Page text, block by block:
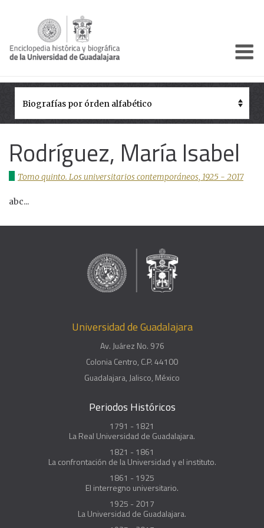
Presentación
Biografías
Galería
Rodríguez, María Isabel
Tomo quinto. Los universitarios contemporáneos, 1925 - 2017
abc...
Universidad de Guadalajara
Av. Juárez No. 976
Colonia Centro, C.P. 44100
Guadalajara, Jalisco, México
Periodos Históricos
1791 - 1821
La Real Universidad de Guadalajara.
1821 - 1861
La confrontación de la Universidad y el instituto.
1861 - 1925
El interregno universitario.
1925 - 2017
La Universidad de Guadalajara.